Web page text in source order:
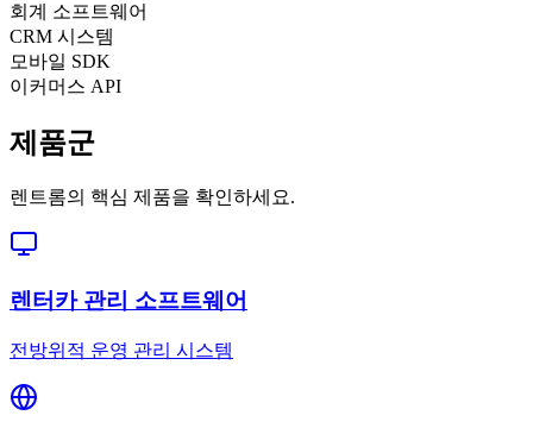
회계 소프트웨어
CRM 시스템
모바일 SDK
이커머스 API
제품군
렌트롬의 핵심 제품을 확인하세요.
렌터카 관리 소프트웨어
전방위적 운영 관리 시스템